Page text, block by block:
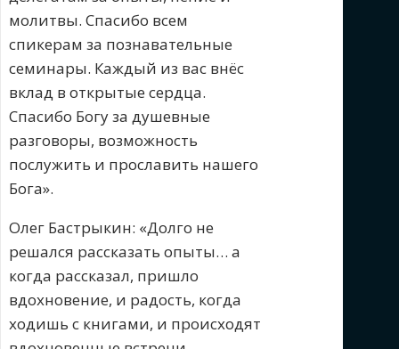
молитвы. Спасибо всем
спикерам за познавательные
семинары. Каждый из вас внёс
вклад в открытые сердца.
Спасибо Богу за душевные
разговоры, возможность
послужить и прославить нашего
Бога».
Олег Бастрыкин: «Долго не
решался рассказать опыты… а
когда рассказал, пришло
вдохновение, и радость, когда
ходишь с книгами, и происходят